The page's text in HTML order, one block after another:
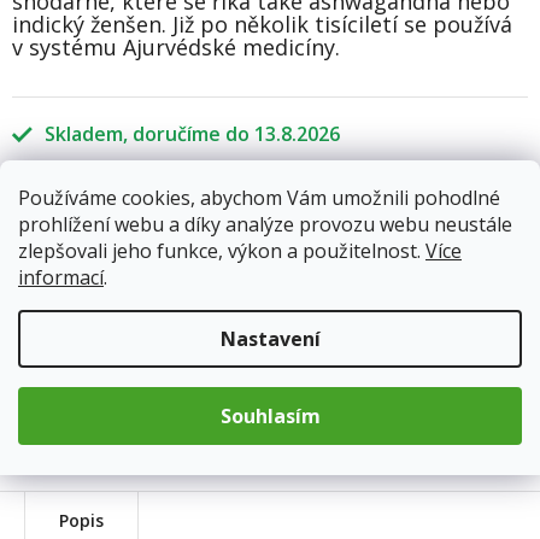
Používáme cookies, abychom Vám umožnili pohodlné
prohlížení webu a díky analýze provozu webu neustále
zlepšovali jeho funkce, výkon a použitelnost. Více
informací.
Nastavení
Souhlasím
Skladem 13.8.2026
indický ženšen. Již po několik tisíciletí se používá
v systému Ajurvédské medicíny.
Kategorie:
Byliny a houby jemně řezané, práškové
129 Kč
Měrná
cena:
Přidat do košíku
Popis